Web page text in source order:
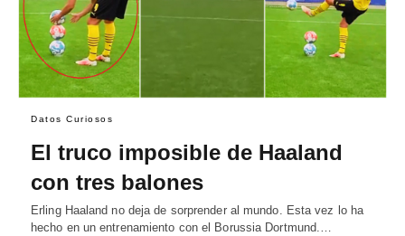
Datos Curiosos
El truco imposible de Haaland
con tres balones
Erling Haaland no deja de sorprender al mundo. Esta vez lo ha
hecho en un entrenamiento con el Borussia Dortmund.…